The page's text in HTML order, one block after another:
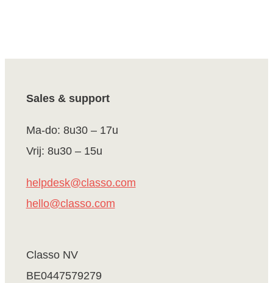
Sales & support
Ma-do: 8u30 – 17u
Vrij: 8u30 – 15u
helpdesk@classo.com
hello@classo.com
Classo NV
BE0447579279